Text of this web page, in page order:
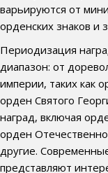
варьируются от
орденских знаков и
Периодизация
диапазон: от
империи, таких как
орден Святого
наград, включая
орден
другие.
представляют